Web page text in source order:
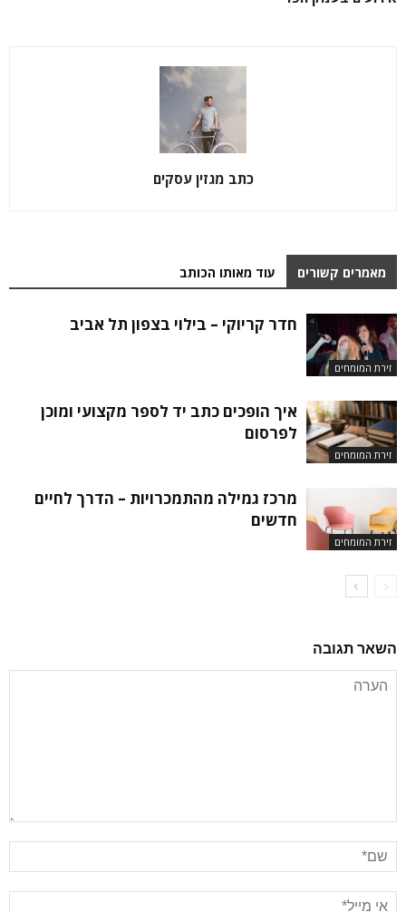
כתב מגזין עסקים
מאמרים קשורים עוד מאותו הכותב
זירת המומחים
חדר קריוקי – בילוי בצפון תל אביב
זירת המומחים
איך הופכים כתב יד לספר מקצועי ומוכן
לפרסום
זירת המומחים
מרכז גמילה מהתמכרויות – הדרך לחיים
חדשים
השאר תגובה